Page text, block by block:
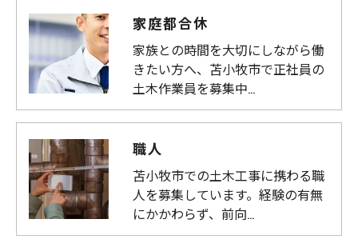
家庭都合休
家族との時間を大切にしながら働
きたい方へ、苫小牧市で正社員の
土木作業員を募集中…
職人
苫小牧市での土木工事に携わる職
人を募集しています。経験の有無
にかかわらず、前向…